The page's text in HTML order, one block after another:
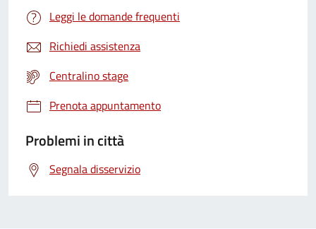
Leggi le domande frequenti
Richiedi assistenza
Centralino stage
Prenota appuntamento
Problemi in città
Segnala disservizio